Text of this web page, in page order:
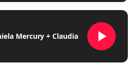
Mercury + Claudia